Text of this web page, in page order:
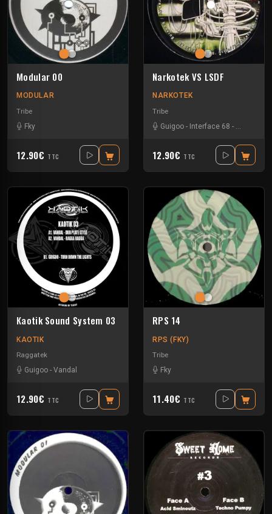
Modular 00
MODULAR
Tribe
Fky
12.90€ TTC
Narkotek VS LSDF
NARKOTEK
Tribe
Guigoo - Interface 68 -
12.90€ TTC
Kaotik Sound System 03
KAOTIK
Raggatek
Guigoo - Vandal
12.90€ TTC
RPS 14
RPS (FKY)
Tribe
Fky
11.40€ TTC